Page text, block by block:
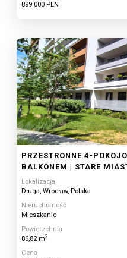
899 000 PLN
PRZESTRONNE 4-
BALKONEM | STARE
Lokalizacja
Długa, Wrocław, Polska
Nieruchomość
Mieszkanie
Powierzchnia
86,82 m2
Cena